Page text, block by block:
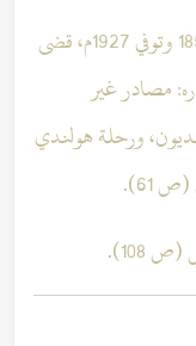
3. مقدم في الجيش الفرنسي، ولد سنة 1850 وتوفي 1927م، قضى
مصادر غير
ورحلة هولندي
61).